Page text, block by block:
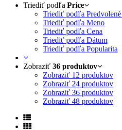
Triediť podľa Price
Triediť podľa Predvolené
Triediť podľa Meno
Triediť podľa Cena
Triediť podľa Dátum
Triediť podľa Popularita
Zobraziť 36 produktov
Zobraziť 12 produktov
Zobraziť 24 produktov
Zobraziť 36 produktov
Zobraziť 48 produktov